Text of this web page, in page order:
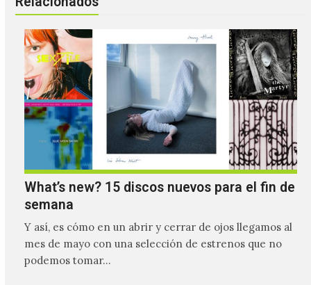
What’s new? 15 discos nuevos para el fin de
semana
Y así, es cómo en un abrir y cerrar de ojos llegamos al
mes de mayo con una selección de estrenos que no
podemos tomar…